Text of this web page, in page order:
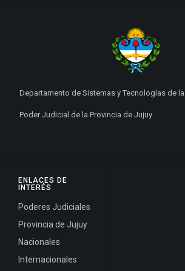
ENLACES DE
INTERÉS
Poderes Judiciales
Provincia de Jujuy
Nacionales
Internacionales
Departamento de Sistemas y Tecnologías de
Poder Judicial de la Provincia de Jujuy